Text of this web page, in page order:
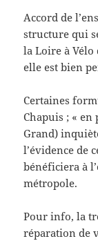
Accord de
structure qui
la Loire à
elle est bien
Certaines
Chapuis ; «
Grand)
l’évidence de
bénéficiera à
métropole.
Pour info, la
réparation de